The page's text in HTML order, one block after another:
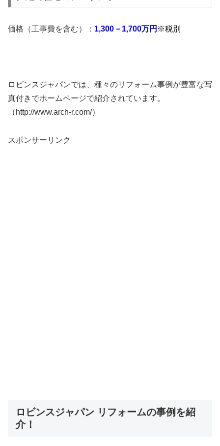
価格（工事費を含む）： 1,300－1,700万円 ※税別
ロビンスジャパンでは、種々のリフォーム事例が豊富な写
真付きでホームページで紹介されています。
（http://www.arch-r.com/）
スポンサーリンク
ロビンスジャパン リフォームの事例を紹
介！